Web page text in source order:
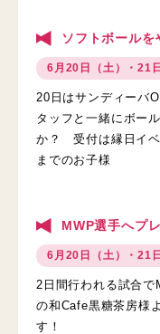
ソフトボールを
6月20日（土）・21
20日はサンディーバ
タッフと一緒にボー
か？ 受付は縁日イベ
までのお子様
MWP選手へプ
6月20日（土）・21
2日間行われる試合
の和Cafe黒糖茶房様
す！